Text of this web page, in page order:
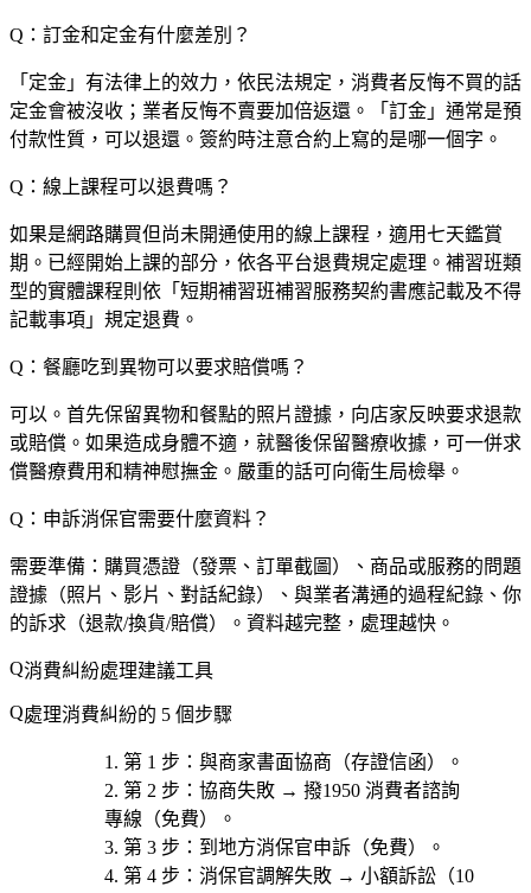
Q：訂金和定金有什麼差別？
「定金」有法律上的效力，依民法規定，消費者反悔不買的話
定金會被沒收；業者反悔不賣要加倍返還。「訂金」通常是預
付款性質，可以退還。簽約時注意合約上寫的是哪一個字。
Q：線上課程可以退費嗎？
如果是網路購買但尚未開通使用的線上課程，適用七天鑑賞
期。已經開始上課的部分，依各平台退費規定處理。補習班類
型的實體課程則依「短期補習班補習服務契約書應記載及不得
記載事項」規定退費。
Q：餐廳吃到異物可以要求賠償嗎？
可以。首先保留異物和餐點的照片證據，向店家反映要求退款
或賠償。如果造成身體不適，就醫後保留醫療收據，可一併求
償醫療費用和精神慰撫金。嚴重的話可向衛生局檢舉。
Q：申訴消保官需要什麼資料？
需要準備：購買憑證（發票、訂單截圖）、商品或服務的問題
證據（照片、影片、對話紀錄）、與業者溝通的過程紀錄、你
的訴求（退款/換貨/賠償）。資料越完整，處理越快。
消費糾紛處理建議工具
處理消費糾紛的 5 個步驟
第 1 步 ：與商家書面協商 （存證信函）。
第 2 步 ：協商失敗 → 撥1950 消費者諮詢
專線 （免費）。
第 3 步 ：到 地方消保官申訴（免費）。
第 4 步 ：消保官調解失敗 → 小額訴訟 （10